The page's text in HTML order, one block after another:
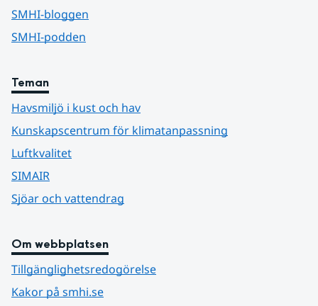
SMHI-bloggen
SMHI-podden
Teman
Havsmiljö i kust och hav
Kunskapscentrum för klimatanpassning
Luftkvalitet
SIMAIR
Sjöar och vattendrag
Om webbplatsen
Tillgänglighetsredogörelse
Kakor på smhi.se